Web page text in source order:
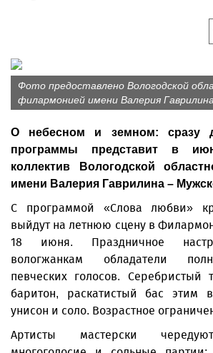
Фото предоставлено Вологодской
филармонией имени Валерия Гаврилина
О небесном и земном: сразу
программы представит в
коллектив Вологодской
имени Валерия Гаврилина –
С программой «Слова любви»
выйдут на летнюю сцену в
18 июня. Праздничное
вологжанкам обладатели
певческих голосов. Серебристый
баритон, раскатистый бас этим
унисон и соло. Возрастное
Артисты мастерски